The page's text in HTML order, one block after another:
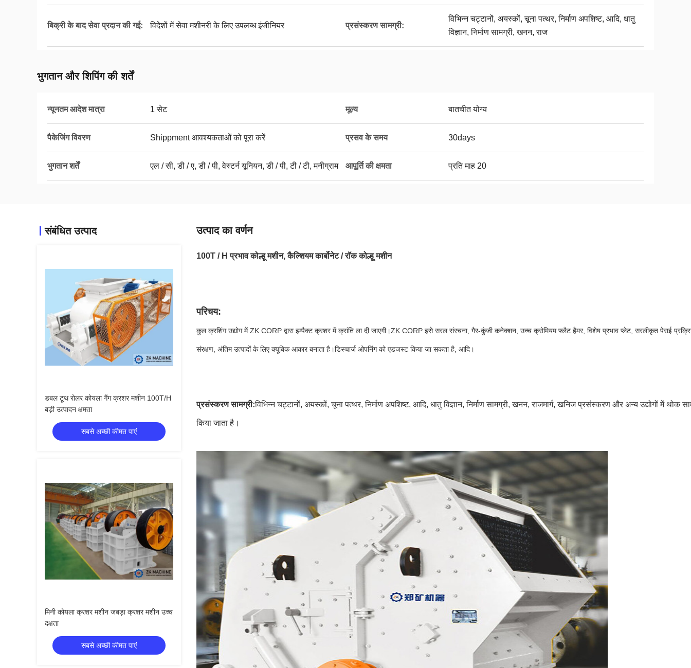
बिक्री के बाद सेवा प्रदान की गई: विदेशों में सेवा मशीनरी के लिए उपलब्ध इंजीनियर प्रसंस्करण सामग्री:
विभिन्न चट्टानों, अयस्कों, चूना पत्थर, निर्माण अपशिष्ट, आदि, धातु
विज्ञान, निर्माण सामग्री, खनन, राज
भुगतान और शिपिंग की शर्तें
न्यूनतम आदेश मात्रा 1 सेट मूल्य बातचीत योग्य
पैकेजिंग विवरण Shippment आवश्यकताओं को पूरा करें प्रसव के समय 30days
भुगतान शर्तें एल / सी, डी / ए, डी / पी, वेस्टर्न यूनियन, डी / पी, टी / टी, मनीग्राम आपूर्ति की क्षमता प्रति माह 20
संबंधित उत्पाद
डबल टूथ रोलर कोयला गैंग क्रशर मशीन 100T/H
बड़ी उत्पादन क्षमता
सबसे अच्छी कीमत पाएं
मिनी कोयला क्रशर मशीन जबड़ा क्रशर मशीन उच्च
दक्षता
सबसे अच्छी कीमत पाएं
उत्पाद का वर्णन
100T / H प्रभाव कोल्हू मशीन, कैल्शियम कार्बोनेट / रॉक कोल्हू मशीन
परिचय:
कुल क्रशिंग उद्योग में ZK CORP द्वारा इम्पैक्ट क्रशर में क्रांति ला दी जाएगी।ZK CORP इसे सरल संरचना, गैर-कुंजी कनेक्शन, उच्च क्रोमियम फ्लैट हैमर, विशेष प्रभाव प्लेट, सरलीकृत पेराई
संरक्षण, अंतिम उत्पादों के लिए क्यूबिक आकार बनाता है।डिस्चार्ज ओपनिंग को एडजस्ट किया जा सकता है, आदि।
प्रसंस्करण सामग्री:विभिन्न चट्टानों, अयस्कों, चूना पत्थर, निर्माण अपशिष्ट, आदि, धातु विज्ञान, निर्माण सामग्री, खनन, राजमार्ग, खनिज प्रसंस्करण और अन्य उद्योगों में थोक
किया जाता है।